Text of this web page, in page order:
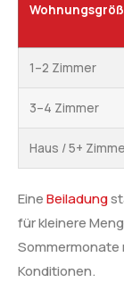
1–2 Zimmer
3–4 Zimmer
Haus / 5+
EineBeiladung
für kleinere
Konditionen.